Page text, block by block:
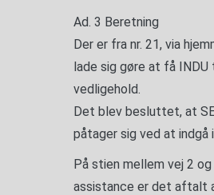
Ad. 3 Beretning
Der er fra nr. 21, via
lade sig gøre at få
vedligehold.
Det blev besluttet, at
påtager sig ved at
På stien mellem vej 2
assistance er det aftalt